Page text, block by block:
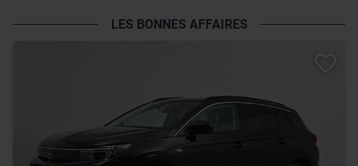
LES BONNES AFFAIRES